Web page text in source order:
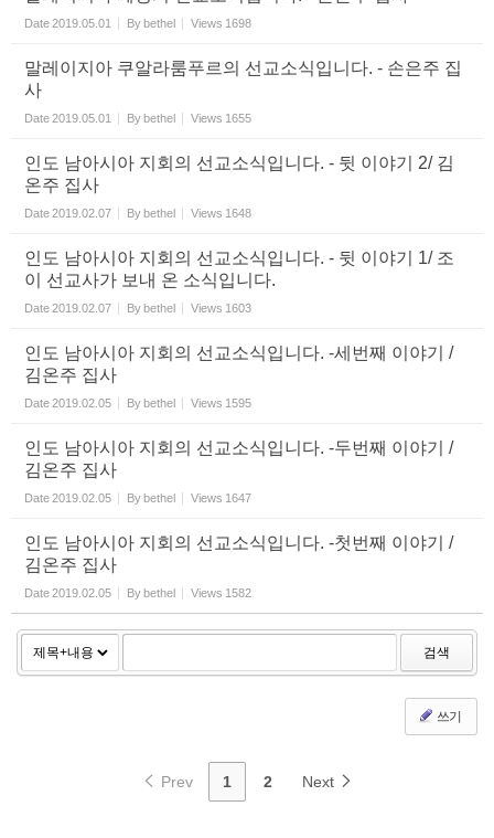
Date2019.05.01 By bethel Views 1698
말레이지아 쿠알라룸푸르의 선교소식입니다. - 손은주 집
사
Date2019.05.01 By bethel Views 1655
인도 남아시아 지회의 선교소식입니다. - 뒷 이야기 2/ 김
온주 집사
Date2019.02.07 By bethel Views 1648
인도 남아시아 지회의 선교소식입니다. - 뒷 이야기 1/ 조
이 선교사가 보내 온 소식입니다.
Date2019.02.07 By bethel Views 1603
인도 남아시아 지회의 선교소식입니다. -세번째 이야기 /
김온주 집사
Date2019.02.05 By bethel Views 1595
인도 남아시아 지회의 선교소식입니다. -두번째 이야기 /
김온주 집사
Date2019.02.05 By bethel Views 1647
인도 남아시아 지회의 선교소식입니다. -첫번째 이야기 /
김온주 집사
Date2019.02.05 By bethel Views 1582
검색
쓰기
Prev 1 2 Next